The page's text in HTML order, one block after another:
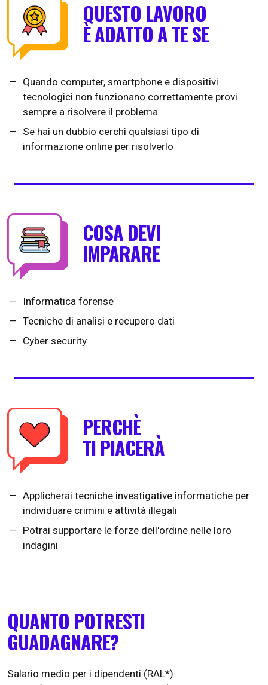
QUESTO LAVORO
È ADATTO A TE SE
Quando computer, smartphone e dispositivi
tecnologici non funzionano correttamente provi
sempre a risolvere il problema
Se hai un dubbio cerchi qualsiasi tipo di
informazione online per risolverlo
COSA DEVI
IMPARARE
Informatica forense
Tecniche di analisi e recupero dati
Cyber security
PERCHÈ
TI PIACERÀ
Applicherai tecniche investigative informatiche per
individuare crimini e attività illegali
Potrai supportare le forze dell'ordine nelle loro
indagini
QUANTO POTRESTI
GUADAGNARE?
Salario medio per i dipendenti (RAL*)